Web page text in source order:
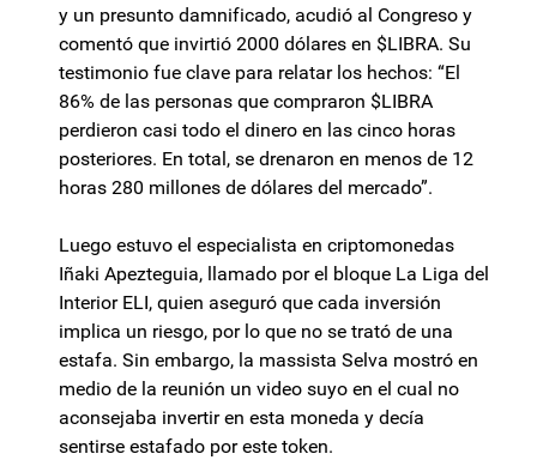
y un presunto damnificado, acudió al Congreso y
comentó que invirtió 2000 dólares en $LIBRA. Su
testimonio fue clave para relatar los hechos: “El
86% de las personas que compraron $LIBRA
perdieron casi todo el dinero en las cinco horas
posteriores. En total, se drenaron en menos de 12
horas 280 millones de dólares del mercado”.
Luego estuvo el especialista en criptomonedas
Iñaki Apezteguia, llamado por el bloque La Liga del
Interior ELI, quien aseguró que cada inversión
implica un riesgo, por lo que no se trató de una
estafa. Sin embargo, la massista Selva mostró en
medio de la reunión un video suyo en el cual no
aconsejaba invertir en esta moneda y decía
sentirse estafado por este token.